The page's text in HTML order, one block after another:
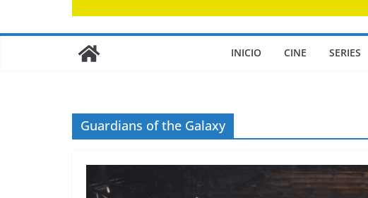
INICIO CINE SERIES
Guardians of the Galaxy